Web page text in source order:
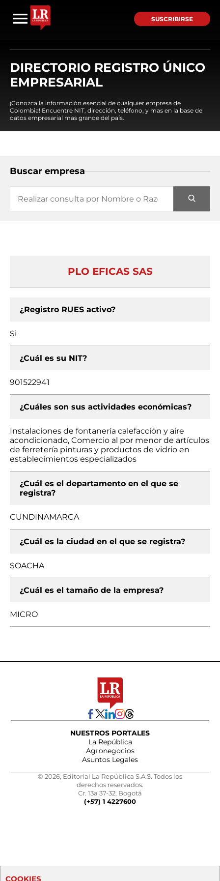
SUSCRIBIRSE
DIRECTORIO REGISTRO ÚNICO
EMPRESARIAL
¡Conozca la información esencial de cualquier empresa de
Colombia! Encuentre NIT, dirección, teléfono, y mas en la base de
datos empresarial mas grande del país.
Buscar empresa
PLO EFICAS SAS
¿Registro RUES activo?
Si
¿Cuál es su NIT?
901522941
¿Cuáles son sus actividades económicas?
Instalaciones de fontanería calefacción y aire
acondicionado, Comercio al por menor de artículos
de ferretería pinturas y productos de vidrio en
establecimientos especializados
¿Cuál es el departamento en el que se
registra?
CUNDINAMARCA
¿Cuál es la ciudad en el que se registra?
SOACHA
¿Cuál es el tamaño de la empresa?
MICRO
NUESTROS PORTALES
La República
Agronegocios
Asuntos Legales
© 2026, Editorial La República S.A.S. Todos los
derechos reservados.
Cr. 13a 37-32, Bogotá
(+57) 1 4227600
COOKIES